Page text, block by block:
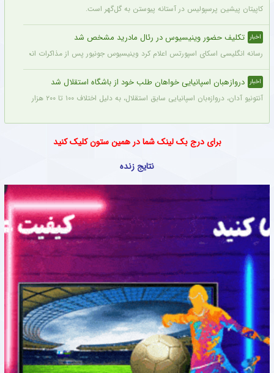
کاپیتان پیشین پرسپولیس در آستانه پیوستن به گل‌گهر است.
اخبار تکلیف حضور وینیسیوس در رئال مادرید مشخص شد
رسانه انگلیسی اسکای اسپورتس اعلام کرد وینیسیوس جونیور پس از مذاکرات انجام شده
اخبار دروازهبان اسپانیایی خواهان طلب خود از باشگاه استقلال شد
آنتونیو آدان، دروازه‌بان اسپانیایی سابق استقلال، به دلیل اختلاف ۱۰۰ تا ۲۰۰ هزار یورویی در مطالبات خود، قصد شکایت از باشگاه را دارد.
برای درج بک لینک شما در همین ستون کلیک کنید
نتایج زنده